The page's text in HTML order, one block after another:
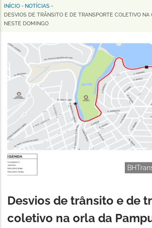
Horizonte
Trilha
de
navegação
INÍCIO - NOTÍCIAS -
DESVIOS DE TRÂNSITO E DE TRANSPORTE COLETIVO NA
NESTE DOMINGO
Desvios de trânsito e de
coletivo na orla da